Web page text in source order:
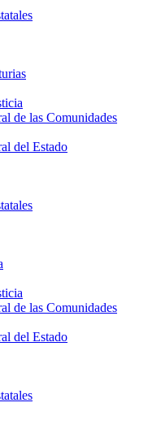
de las Comunidades
del Estado
de las Comunidades
del Estado